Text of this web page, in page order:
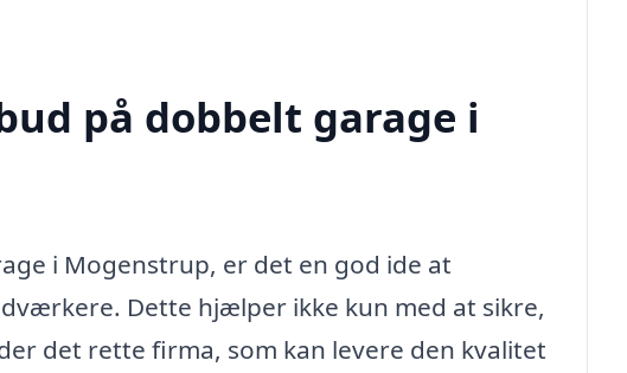
på dobbelt garage i
i Mogenstrup, er det en god ide at
Dette hjælper ikke kun med at sikre,
det rette firma, som kan levere den kvalitet